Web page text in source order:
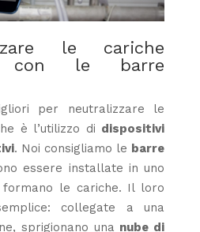
le cariche
con le barre
per neutralizzare le
è l’utilizzo di dispositivi
. Noi consigliamo le barre
essere installate in uno
le cariche. Il loro
collegate a una
sprigionano una nube di